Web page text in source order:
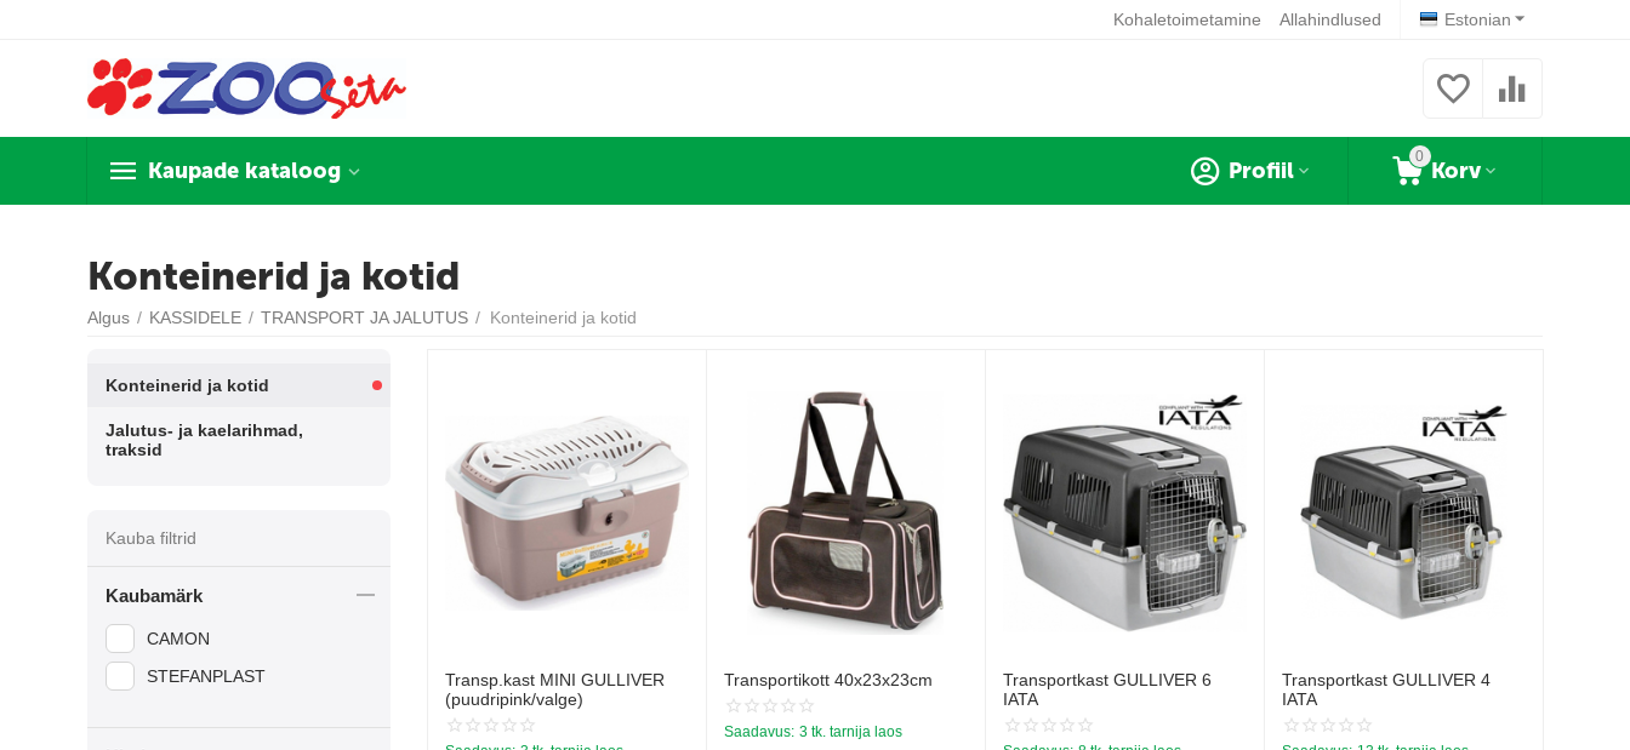
Estonian
Kohaletoimetamine Allahindlused
Kaupade kataloog
0
Korv
Profiil
Konteinerid ja kotid
Algus / KASSIDELE / TRANSPORT JA JALUTUS / Konteinerid ja kotid
Transp.kast MINI GULLIVER
(puudripink/valge)
Transportikott 40x23x23cm
Saadavus: 3 tk. tarnija laos
Transportkast GULLIVER 6
IATA
Transportkast GULLIVER 4
IATA
Konteinerid ja kotid
Jalutus- ja kaelarihmad,
traksid
Kauba filtrid
Kaubamärk
CAMON
STEFANPLAST